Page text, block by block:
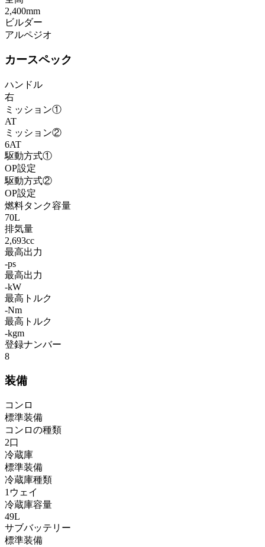
2,400mm
ビルダー
アルペジオ
カースペック
ハンドル
右
ミッション①
AT
ミッション②
6AT
駆動方式①
OP設定
駆動方式②
OP設定
燃料タンク容量
70L
排気量
2,693cc
最高出力
-ps
最高出力
-kW
最高トルク
-Nm
最高トルク
-kgm
登録ナンバー
8
装備
コンロ
標準装備
コンロの種類
2口
冷蔵庫
標準装備
冷蔵庫種類
1ウェイ
冷蔵庫容量
49L
サブバッテリー
標準装備